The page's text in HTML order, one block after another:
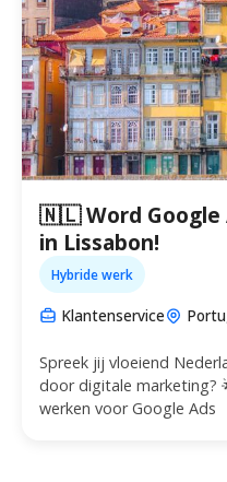
🇳🇱 Word Google
in Lissabon!
Hybride werk
Klantenservice
Spreek jij vloeiend
door digitale marketing?
werken voor Google Ads